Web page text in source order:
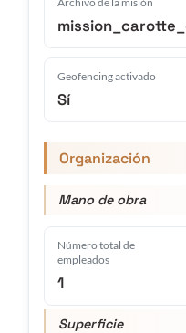
Geofencing activado
Sí
Organización
Mano de obra
Número total de
empleados
1
Superficie